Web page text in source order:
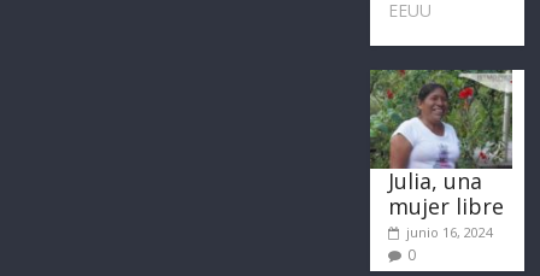
EEUU
Julia, una
mujer libre
junio 16, 2024
0